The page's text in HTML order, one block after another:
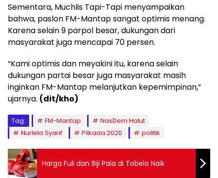
Sementara, Muchlis Tapi-Tapi menyampaikan
bahwa, paslon FM-Mantap sangat optimis menang.
Karena selain 9 parpol besar, dukungan dari
masyarakat juga mencapai 70 persen.
“Kami optimis dan meyakini itu, karena selain
dukungan partai besar juga masyarakat masih
inginkan FM-Mantap melanjutkan kepemimpinan,”
ujarnya. (dit/kho)
Tag: FM-Mantap
NasDem Halut
Nurlela Syarif
Pilkada 2020 politik
Harga Fuli dan Biji Pala di Tobelo Naik